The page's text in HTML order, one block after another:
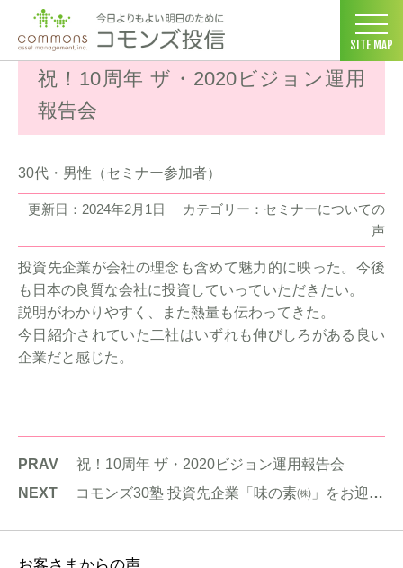
SITE MAP
コモンズ投信 ホーム >お客様の声 > >祝！
祝！10周年 ザ・2020ビジョン運用
報告会
30代・男性（セミナー参加者）
更新日：2024年2月1日
カテゴリー：セミナーについての
声
投資先企業が会社の理念も含めて魅力的に映った。今後
も日本の良質な会社に投資していっていただきたい。
説明がわかりやすく、また熱量も伝わってきた。
今日紹介されていた二社はいずれも伸びしろがある良い
企業だと感じた。
PRAV
祝！10周年 ザ・2020ビジョン運用報告会
NEXT
コモンズ30塾 投資先企業「味の素㈱」をお迎えして ASVレポートを読み解く